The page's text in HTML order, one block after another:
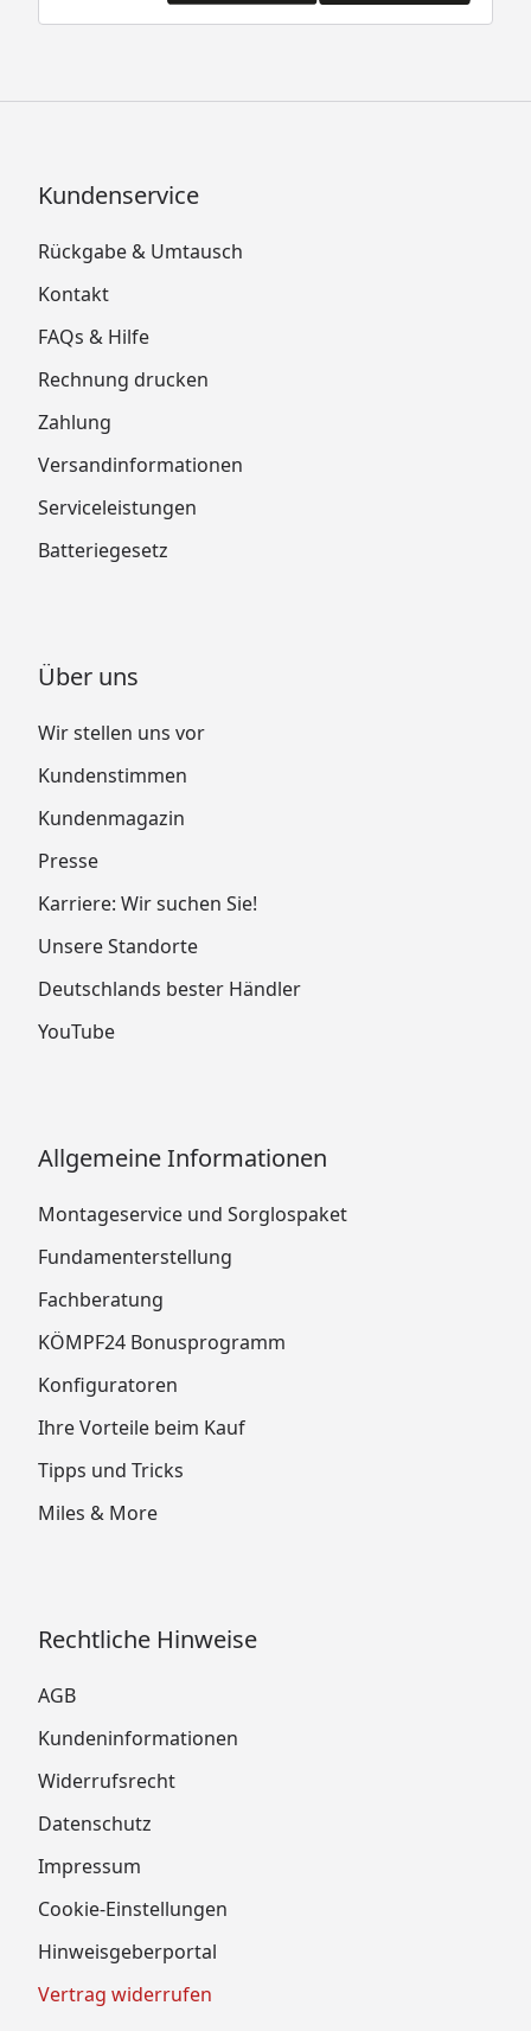
Kundenservice
Rückgabe & Umtausch
Kontakt
FAQs & Hilfe
Rechnung drucken
Zahlung
Versandinformationen
Serviceleistungen
Batteriegesetz
Über uns
Wir stellen uns vor
Kundenstimmen
Kundenmagazin
Presse
Karriere: Wir suchen Sie!
Unsere Standorte
Deutschlands bester Händler
YouTube
Allgemeine Informationen
Montageservice und Sorglospaket
Fundamenterstellung
Fachberatung
KÖMPF24 Bonusprogramm
Konfiguratoren
Ihre Vorteile beim Kauf
Tipps und Tricks
Miles & More
Rechtliche Hinweise
AGB
Kundeninformationen
Widerrufsrecht
Datenschutz
Impressum
Cookie-Einstellungen
Hinweisgeberportal
Vertrag widerrufen